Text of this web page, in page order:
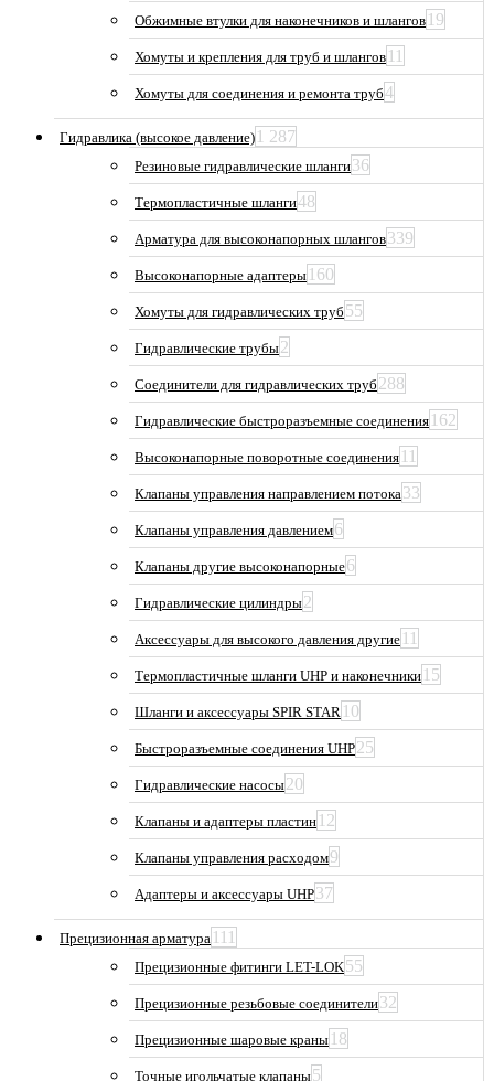
Обжимные втулки для наконечников и шлангов 19
Хомуты и крепления для труб и шлангов 11
Хомуты для соединения и ремонта труб4
Гидравлика (высокое давление) 1 287
Резиновые гидравлические шланги36
Термопластичные шланги48
Арматура для высоконапорных шлангов339
Высоконапорные адаптеры 160
Хомуты для гидравлических труб 55
Гидравлические трубы2
Соединители для гидравлических труб 288
Гидравлические быстроразъемные соединения 162
Высоконапорные поворотные соединения 11
Клапаны управления направлением потока33
Клапаны управления давлением6
Клапаны другие высоконапорные6
Гидравлические цилиндры2
Аксессуары для высокого давления другие 11
Термопластичные шланги UHP и наконечники 15
Шланги и аксессуары SPIR STAR 10
Быстроразъемные соединения UHP25
Гидравлические насосы20
Клапаны и адаптеры пластин 12
Клапаны управления расходом9
Адаптеры и аксессуары UHP37
Прецизионная арматура 111
Прецизионные фитинги LET-LOK55
Прецизионные резьбовые соединители32
Прецизионные шаровые краны 18
Точные игольчатые клапаны5